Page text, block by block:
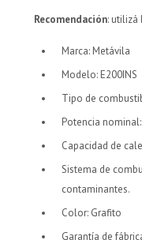
Recomendación: utilizá
Marca: Metávila
Modelo: E200INS
Tipo de
Potencia
Capacidad de
Sistema de
contaminantes.
Color: Grafito
Garantía de